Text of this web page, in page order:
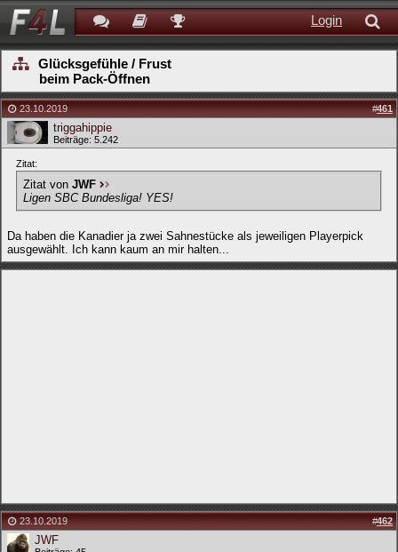
Login
Glücksgefühle / Frust
beim Pack-Öffnen
23.10.2019 #461
triggahippie
Beiträge: 5.242
Zitat:
Zitat von JWF
Ligen SBC Bundesliga! YES!
Da haben die Kanadier ja zwei Sahnestücke als jeweiligen Playerpick
ausgewählt. Ich kann kaum an mir halten...
23.10.2019 #462
JWF